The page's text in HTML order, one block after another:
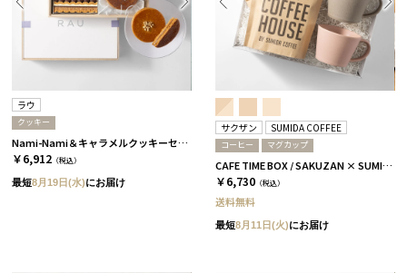
ラウ
クッキー
Nami-Nami＆キャラメルクッキーセット［ラウ］
￥6,912 （税込）
最短8月19日(水)にお届け
サクザン SUMIDA COFFEE
コーヒー マグカップ
CAFE TIME BOX / SAKUZAN × SUMIDA COFFEE / グレージュ＆コーラルベージュ
￥6,730 （税込）
送料無料
最短8月11日(火)にお届け